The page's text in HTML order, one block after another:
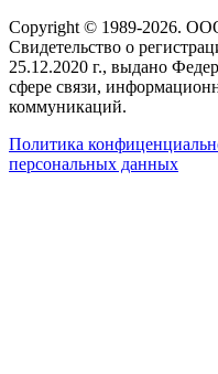
Copyright © 1989-2026.
Свидетельство о
25.12.2020 г., выдано
сфере связи,
коммуникаций.
Политика
персональных данных